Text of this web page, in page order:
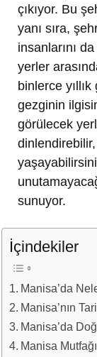
çıkıyor. Bu
yanı sıra,
insanlarını
yerler
binlerce
gezginin
görülecek
sunuyor.
İçindekiler
Manisa’da
Manisa’nın
Manisa’da
Manisa